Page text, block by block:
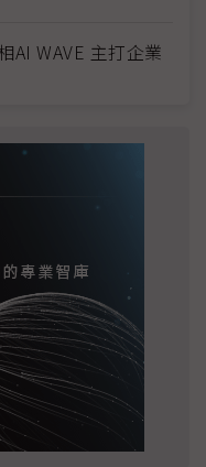
AI WAVE 主打企業